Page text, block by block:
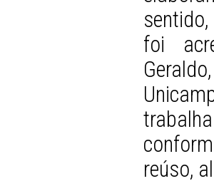
foi
reúso,